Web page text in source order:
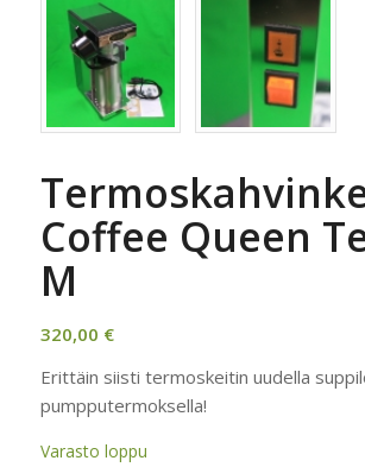
Coffee Queen
M
320,00 €
Erittäin siisti termoskeitin uudella
pumpputermoksella!
Varasto loppu